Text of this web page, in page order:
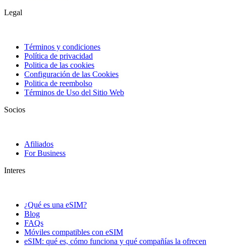
Legal
Términos y condiciones
Política de privacidad
Politica de las cookies
Configuración de las Cookies
Politica de reembolso
Términos de Uso del Sitio Web
Socios
Afiliados
For Business
Interes
¿Qué es una eSIM?
Blog
FAQs
Móviles compatibles con eSIM
eSIM: qué es, cómo funciona y qué compañías la ofrecen